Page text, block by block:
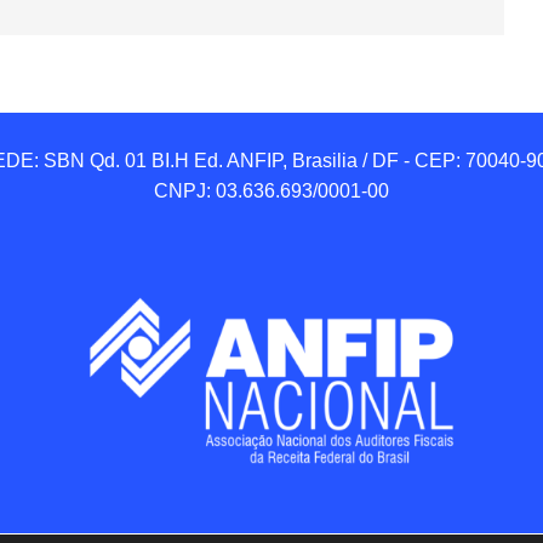
SBN Qd. 01 BI.H Ed. ANFIP, Brasilia / DF - CEP: 70040-
CNPJ: 03.636.693/0001-00